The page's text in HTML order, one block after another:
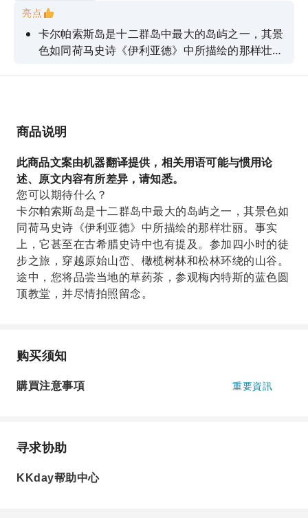
亮点
卡尔帕索斯岛是十二群岛中最大的岛屿之一，其景
色如同荷马史诗《伊利亚德》中所描绘的那样壮
商品说明
此商品文案由机器翻译提供，相关用语可能与惯用论
述、原文内容有所差异，请知悉。
您可以期待什么？
卡尔帕索斯岛是十二群岛中最大的岛屿之一，其景色如
同荷马史诗《伊利亚德》中所描绘的那样壮丽。事实
上，它甚至在古希腊史诗中也有提及。参加四小时的徒
步之旅，穿越原始山峦、橄榄树林和松林环绕的山谷。
途中，您将品尝当地的草药茶，参观梅内特斯的蓝色圆
顶教堂，并尽情拍照留念。
购买须知
購買注意事項 重要資訊
寻求协助
KKday帮助中心